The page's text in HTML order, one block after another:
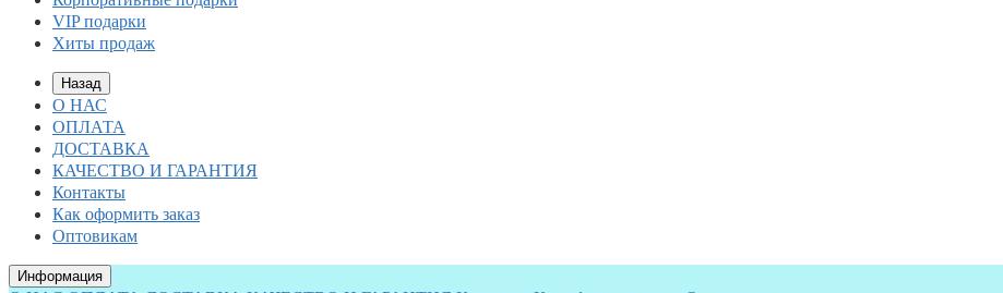
VIP подарки
Хиты продаж
Назад
О НАС
ОПЛАТА
ДОСТАВКА
КАЧЕСТВО И ГАРАНТИЯ
Контакты
Как оформить заказ
Оптовикам
Информация